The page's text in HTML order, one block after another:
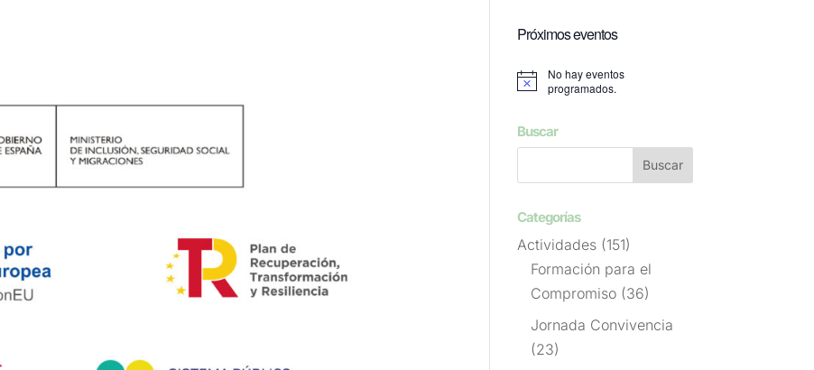
Próximos eventos
Aviso
No hay eventos
programados.
Buscar
Categorías
Actividades (151)
Formación para el
Compromiso (36)
Jornada Convivencia
(23)